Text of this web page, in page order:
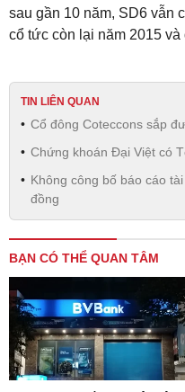
sau gần 10 năm, SD6 vẫn
cổ tức còn lại năm 2015 và
TIN LIÊN QUAN
Cổ đông Coteccons sắp
Chứng khoán Đại Việt có
Không công bố báo cáo
đồng
BẠN CÓ THỂ QUAN TÂM